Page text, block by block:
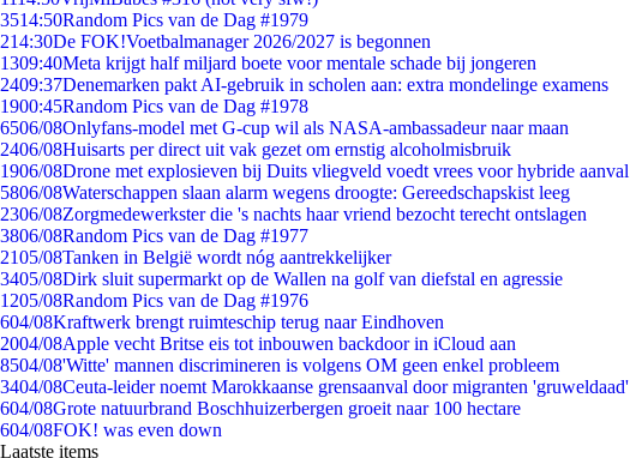
3514:50Random Pics van de Dag #1979
214:30De FOK!Voetbalmanager 2026/2027 is begonnen
1309:40Meta krijgt half miljard boete voor mentale schade bij jongeren
2409:37Denemarken pakt AI-gebruik in scholen aan: extra mondelinge examens
1900:45Random Pics van de Dag #1978
6506/08Onlyfans-model met G-cup wil als NASA-ambassadeur naar maan
2406/08Huisarts per direct uit vak gezet om ernstig alcoholmisbruik
1906/08Drone met explosieven bij Duits vliegveld voedt vrees voor hybride aanval
5806/08Waterschappen slaan alarm wegens droogte: Gereedschapskist leeg
2306/08Zorgmedewerkster die 's nachts haar vriend bezocht terecht ontslagen
3806/08Random Pics van de Dag #1977
2105/08Tanken in België wordt nóg aantrekkelijker
3405/08Dirk sluit supermarkt op de Wallen na golf van diefstal en agressie
1205/08Random Pics van de Dag #1976
604/08Kraftwerk brengt ruimteschip terug naar Eindhoven
2004/08Apple vecht Britse eis tot inbouwen backdoor in iCloud aan
8504/08'Witte' mannen discrimineren is volgens OM geen enkel probleem
3404/08Ceuta-leider noemt Marokkaanse grensaanval door migranten 'gruweldaad'
604/08Grote natuurbrand Boschhuizerbergen groeit naar 100 hectare
604/08FOK! was even down
Laatste items